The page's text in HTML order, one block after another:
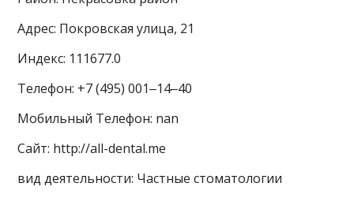
Адрес: Покровская улица, 21
Индекс: 111677.0
Телефон: +7 (495) 001‒14‒40
Мобильный Телефон: nan
Сайт: http://all-dental.me
вид деятельности: Частные стоматологии